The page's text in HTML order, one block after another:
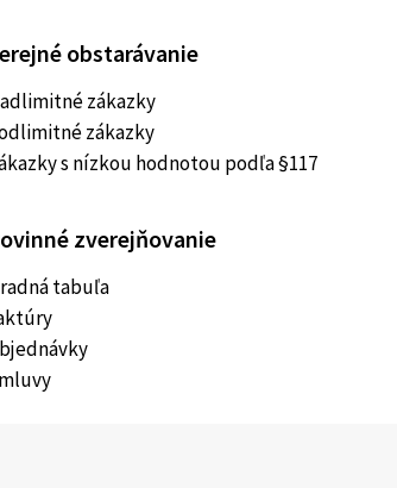
obstarávanie
zákazky
zákazky
s nízkou hodnotou podľa §117
zverejňovanie
tabuľa